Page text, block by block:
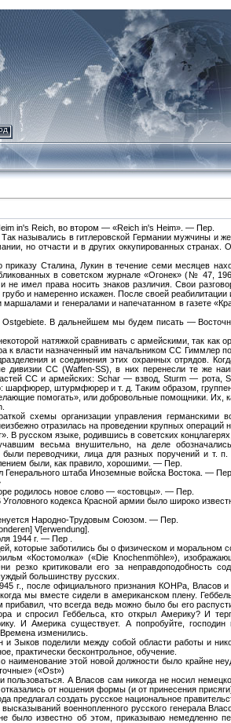
in's Reich, во втором — «Reich in's Heim». — Пер.
назывались в гитлеровской Германии мужчины
но отчасти и в других оккупированных
приказу Сталина, Лукин в течение семи месяцев
в советском журнале «Огонек» (№ 47,
не имел права носить знаков различия. Свои
и намеренно искажен. После своей
маршалами и генералами и напечатанном в газете
Ostgebiete. В дальнейшем мы будем писать —
натяжкой сравнивать с армейскими, так как
к власти назначенный им начальником СС Гиммлер
и соединения этих охранных отрядов.
дивизии СС (Waffen-SS), в них перенесли те же
СС и армейских: Schar — взвод, Sturm — рота,
шарфюрер, штурмфюрер и т. д. Таким образом,
помогать», или добровольные помощники. Их,
схемы организации управления
отразилась на проведении крупных
В русском языке, родившись в советских
весьма внушительно, на деле
переводчики, лица для разных поручений и
были, как правило, хорошими. — Пер.
штаба Иноземные войска Востока. — Пер.
родилось новое слово — «остовцы». — Пер.
кодекса Красной армии было широко
Народно-Трудовым Союзом. — Пер.
V[erwendung].
1944 г. — Пеp .
которые заботились бы о физическом и моральном
«Костомолка» («Die Knochenmöhle»),
резко критиковали его за неправдоподобность
большинству русских.
г., после официального признания КОНРа,
мы вместе сидели в американском плену.
что всегда ведь можно было бы его
и спросил Геббельса, кто открыл Америку? И
И Америка существует. А попробуйте,
изменились.
и Зыков поделили между собой области работы и
практически бесконтрольное, обучение.
наименование этой новой должности было крайне
(«Ost»)
А Власов сам никогда не носил
от ношения формы (и от принесения
предлагал создать русское национальное
военнопленного русского генерала
было известно об этом, приказываю немедленно